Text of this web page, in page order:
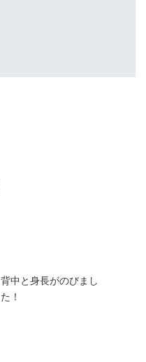
背中と身長がのびまし
た！